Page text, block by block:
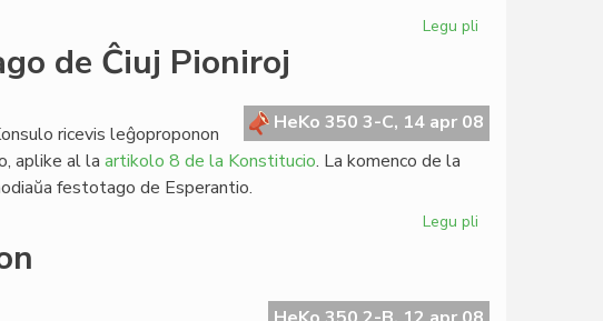
Legu pli
4:2008
de Ĉiuj Pioniroj
HeKo 350 3-C, 14 apr 08
ricevis leĝoproponon
aplike al la artikolo 8 de la Konstitucio. La komenco de la
festotago de Esperantio.
Legu pli
Memortago